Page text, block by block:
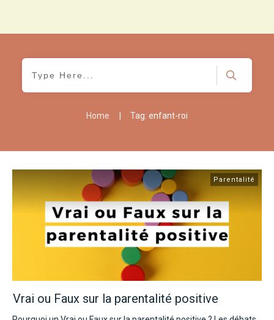
Ateliers
Ressources
À proposHome Tag: enfant-roi
Parentalité
Vrai ou Faux sur la parentalité positive